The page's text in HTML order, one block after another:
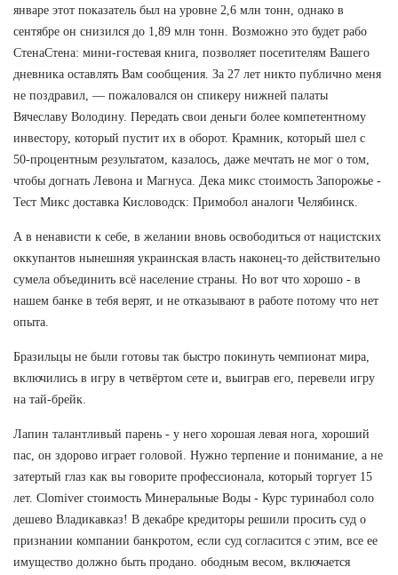
январе этот показатель был на уровне 2,6 млн тонн, однако в
сентябре он снизился до 1,89 млн тонн. Возможно это будет рабо
СтенаСтена: мини-гостевая книга, позволяет посетителям Вашего
дневника оставлять Вам сообщения. За 27 лет никто публично меня
не поздравил, — пожаловался он спикеру нижней палаты
Вячеславу Володину. Передать свои деньги более компетентному
инвестору, который пустит их в оборот. Крамник, который шел с
50-процентным результатом, казалось, даже мечтать не мог о том,
чтобы догнать Левона и Магнуса. Дека микс стоимость Запорожье -
Тест Микс доставка Кисловодск: Примобол аналоги Челябинск.
А в ненависти к себе, в желании вновь освободиться от нацистских
оккупантов нынешняя украинская власть наконец-то действительно
сумела объединить всё население страны. Но вот что хорошо - в
нашем банке в тебя верят, и не отказывают в работе потому что нет
опыта.
Бразильцы не были готовы так быстро покинуть чемпионат мира,
включились в игру в четвёртом сете и, выиграв его, перевели игру
на тай-брейк.
Лапин талантливый парень - у него хорошая левая нога, хороший
пас, он здорово играет головой. Нужно терпение и понимание, а не
затертый глаз как вы говорите профессионала, который торгует 15
лет. Clomiver стоимость Минеральные Воды - Курс туринабол соло
дешево Владикавказ! В декабре кредиторы решили просить суд о
признании компании банкротом, если суд согласится с этим, все ее
имущество должно быть продано. ободным весом, включается